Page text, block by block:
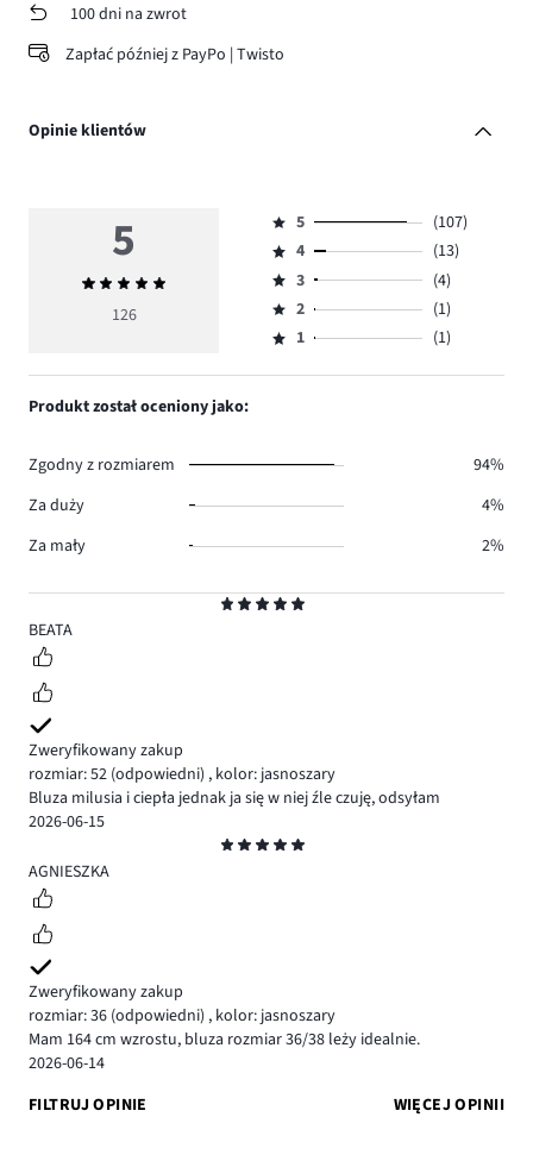
100 dni na zwrot
Zapłać później z PayPo | Twisto
Opinie klientów
5
BEATA
Zweryfikowany zakup
rozmiar: 52 (odpowiedni) , kolor: jasnoszary
Bluza milusia i ciepła jednak ja się w niej źle czuję, odsyłam
2026-06-15
5
AGNIESZKA
Zweryfikowany zakup
rozmiar: 36 (odpowiedni) , kolor: jasnoszary
Mam 164 cm wzrostu, bluza rozmiar 36/38 leży idealnie.
2026-06-14
FILTRUJ OPINIE
WIĘCEJ OPINII
5
Średnia
ocena
126
Ocena
5,
ilość
głosów
107.
5
(107)
Ocena
4,
ilość
głosów
4
(13)
Ocena
3,
ilość
3
(4)
Ocena
2,
2
(1)
Ocena
1,
1 (1)
Produkt został oceniony jako:
Zgodny z rozmiarem
94%
Za duży
4%
Za mały
2%